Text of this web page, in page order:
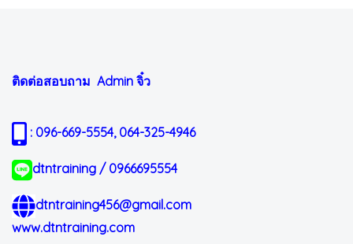
ติดต่อสอบถาม Admin จิ๋ว
: 096-669-5554, 064-325-4946
dtntraining / 0966695554
dtntraining456@gmail.com
www.dtntraining.com